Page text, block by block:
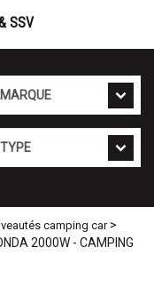
SSV
camping car>
2000W - CAMPING